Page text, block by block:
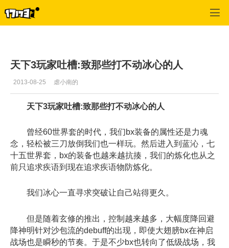
天下3玩家吐槽:致那些打不动冰心的人
2013-08-25 虐小南的
天下3玩家吐槽:致那些打不动冰心的人
曾经60世界套的时代，我们bx装备的属性还是力魂
念，轻松被三刀放倒我们也一样玩。然后进入到蓝沁，七
十五世界套，bx的装备也越来越抗揍，我们的炼化也从之
前只追求疾语到现在追求疾语物防炼化。
我们冰心一直寻求突破让自己站得更久。
但是随着玄修的推出，控制越来越多，大幅度降回避
降神明针对沙包流的debuff的出现，即使大翅膀bx在神启
战场也是瞬秒的节奏。于是不少bx也转向了低级战场，我